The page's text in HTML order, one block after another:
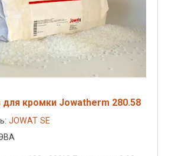
для кромки Jowatherm 280.58
JOWAT SE